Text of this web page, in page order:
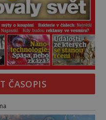
ČASOPIS